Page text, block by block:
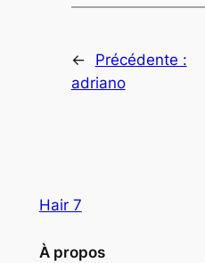
←
Précédente :
adriano
Hair 7
À propos